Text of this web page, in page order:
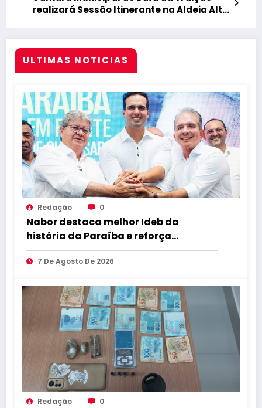
realizará Sessão Itinerante na Aldeia Alto
ULTIMAS NOTICIAS
Redação 0
Nabor destaca melhor Ideb da
história da Paraíba e reforça
compromisso com educação de
qualidade
7 De Agosto De 2026
Redação 0